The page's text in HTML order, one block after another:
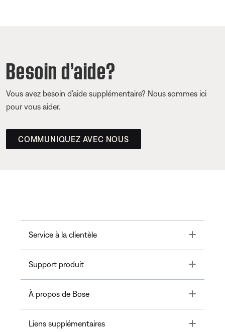
Besoin d’aide?
Vous avez besoin d’aide supplémentaire? Nous sommes ici
pour vous aider.
COMMUNIQUEZ AVEC NOUS
Service à la clientèle Toggle
Support produit Toggle
À propos de Bose Toggle
Liens supplémentaires Toggle